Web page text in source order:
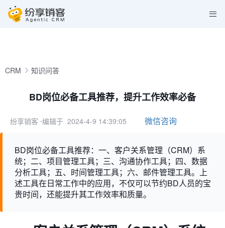
CRM 知识问答
BD岗位必备工具推荐，提升工作效率必备
纷享销客 ⋅编辑于 2024-4-9 14:39:05 微信咨询
BD岗位必备工具推荐：一、客户关系管理（CRM）系
统；二、项目管理工具；三、沟通协作工具；四、数据
分析工具；五、时间管理工具；六、邮件管理工具。上
述工具在日常工作中的应用，不仅可以节约BD人员的宝
贵时间，还能提升其工作效率和质量。